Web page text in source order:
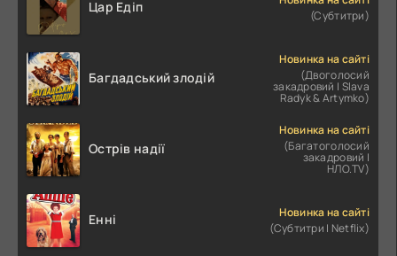
Цар Едіп
(Субтитри)
Багдадський злодій
Новинка на сайті
(Двоголосий
закадровий | Slava
Radyk & Artymko)
Острів надії
Новинка на сайті
(Багатоголосий
закадровий |
НЛО.TV)
Енні
Новинка на сайті
(Субтитри | Netflix)